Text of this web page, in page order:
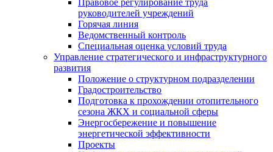
Правовое регулирование труда
руководителей учреждений
Горячая линия
Ведомственный контроль
Специальная оценка условий труда
Управление стратегического и инфраструктурного
развития
Положение о структурном подразделении
Градостроительство
Подготовка к прохождении отопительного
сезона ЖКХ и социальной сферы
Энергосбережение и повышение
энергетической эффективности
Проекты